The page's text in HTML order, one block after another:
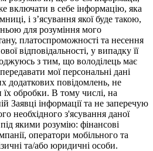
включати в себе інформацію, яка
і з’ясування якої буде такою,
для розуміння мого
платоспроможності та несення
відповідальності, у випадку її
з тим, що володілець має
мої персональні дані
додаткових повідомлень, не
обробки. В тому числі, на
Заявці інформації та не заперечую
необхідного з'ясування даної
якими розумію: фінансові
оператори мобільного та
та/або юридичні особи.